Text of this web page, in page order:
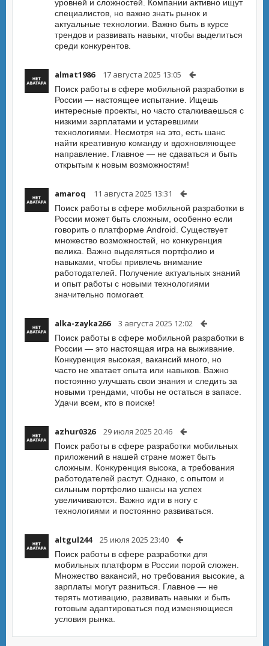
уровней и сложностей. Компании активно ищут
специалистов, но важно знать рынок и
актуальные технологии. Важно быть в курсе
трендов и развивать навыки, чтобы выделиться
среди конкурентов.
almat1986 17 августа 2025 13:05
Поиск работы в сфере мобильной разработки в
России — настоящее испытание. Ищешь
интересные проекты, но часто сталкиваешься с
низкими зарплатами и устаревшими
технологиями. Несмотря на это, есть шанс
найти креативную команду и вдохновляющее
направление. Главное — не сдаваться и быть
открытым к новым возможностям!
amaroq 11 августа 2025 13:31
Поиск работы в сфере мобильной разработки в
России может быть сложным, особенно если
говорить о платформе Android. Существует
множество возможностей, но конкуренция
велика. Важно выделяться портфолио и
навыками, чтобы привлечь внимание
работодателей. Получение актуальных знаний
и опыт работы с новыми технологиями
значительно помогает.
alka-zayka266 3 августа 2025 12:02
Поиск работы в сфере мобильной разработки в
России — это настоящая игра на выживание.
Конкуренция высокая, вакансий много, но
часто не хватает опыта или навыков. Важно
постоянно улучшать свои знания и следить за
новыми трендами, чтобы не остаться в запасе.
Удачи всем, кто в поиске!
azhur0326 29 июля 2025 20:46
Поиск работы в сфере разработки мобильных
приложений в нашей стране может быть
сложным. Конкуренция высока, а требования
работодателей растут. Однако, с опытом и
сильным портфолио шансы на успех
увеличиваются. Важно идти в ногу с
технологиями и постоянно развиваться.
altgul244 25 июля 2025 23:40
Поиск работы в сфере разработки для
мобильных платформ в России порой сложен.
Множество вакансий, но требования высокие, а
зарплаты могут разниться. Главное — не
терять мотивацию, развивать навыки и быть
готовым адаптироваться под изменяющиеся
условия рынка.